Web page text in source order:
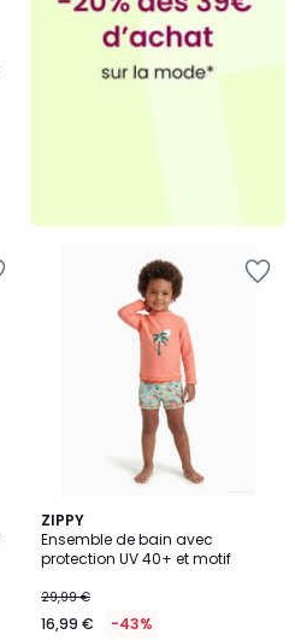
ZIPPY
Ensemble de bain avec
protection UV 40+ et motif
29,99 €
16,99 € -43%